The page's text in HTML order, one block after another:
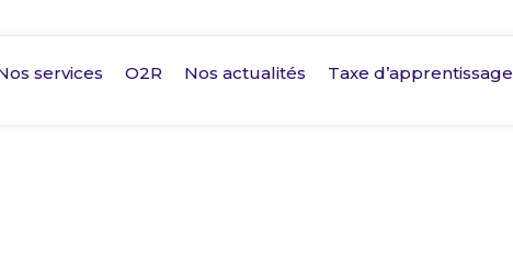
services O2R Nos actualités Taxe d’apprentissage